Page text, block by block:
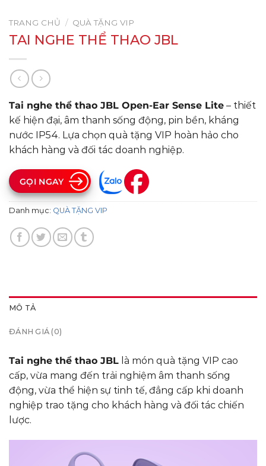
TRANG CHỦ / QUÀ TẶNG VIP
TAI NGHE THỂ THAO JBL
Tai nghe thể thao JBL Open-Ear Sense Lite – thiết
kế hiện đại, âm thanh sống động, pin bền, kháng
nước IP54. Lựa chọn quà tặng VIP hoàn hảo cho
khách hàng và đối tác doanh nghiệp.
GỌI NGAY
Danh mục: QUÀ TẶNG VIP
MÔ TẢ
ĐÁNH GIÁ (0)
Tai nghe thể thao JBL là món quà tặng VIP cao
cấp, vừa mang đến trải nghiệm âm thanh sống
động, vừa thể hiện sự tinh tế, đẳng cấp khi doanh
nghiệp trao tặng cho khách hàng và đối tác chiến
lược.